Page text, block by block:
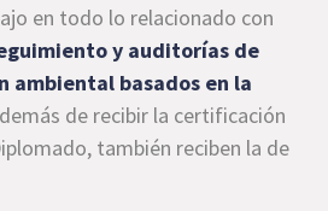
en todo lo relacionado con
y auditorías de
ambiental basados en la
de recibir la certificación
también reciben la de